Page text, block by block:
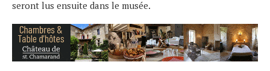
seront lus ensuite dans le musée.